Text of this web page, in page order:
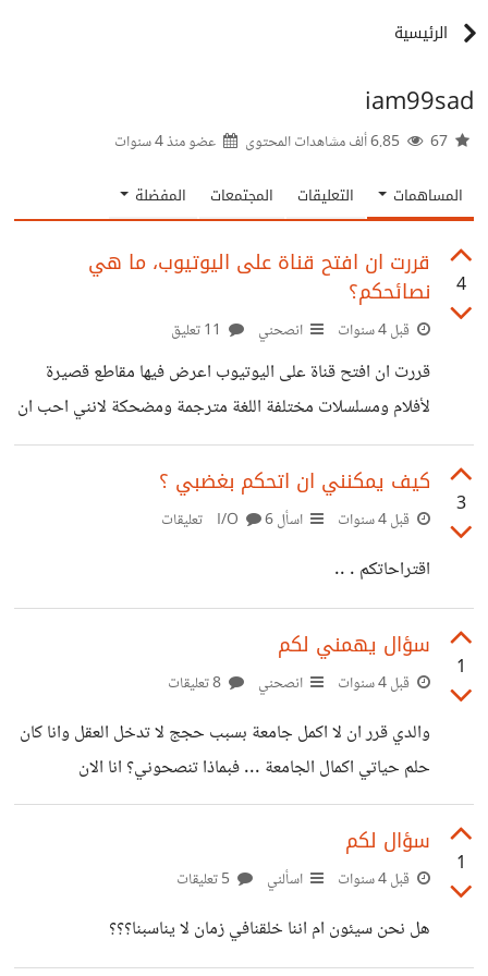
الرئيسية
iam99sad
عضو منذ4 سنوات
المساهمات التعليقات المجتمعات المفضلة
4
قررت ان افتح قناة على اليوتيوب، ما هي
نصائحكم؟
قبل 4 سنوات انصحني
قررت ان افتح قناة على اليوتيوب اعرض فيها مقاطع قصيرة
لأفلام ومسلسلات مختلفة اللغة مترجمة ومضحكة لانني احب ان
اقدم المحتوى الفكاهي وان ارسم الابتسامة على وجوه الناس فما
رايكم في ذلك ؟ وهل يعتبر اخذي للمقاطع المترجمة من
المسلسلات والافلام سرقة ام لا ؟ اتمنى ان تبدوا ارائكم وان
تعمل من اجل المال بل اجعل المال يعمل من اجلك وهذا بالضبط
جاي احاول اعمله
3
كيف يمكنني ان اتحكم بغضبي ؟
قبل 4 سنوات اسأل I/O6 تعليقات
اقتراحاتكم . ..
1
سؤال يهمني لكم
قبل 4 سنوات انصحني
والدي قرر ان لا اكمل جامعة بسبب حجج لا تدخل العقل وانا كان
حلم حياتي اكمال الجامعة ... فبماذا تنصحوني؟ انا الان
متخاصمة مع والدي و رئيته دمر مستقبلي بدلا من ان يساندني
1
سؤال لكم
قبل 4 سنوات اسألني
هل نحن سيئون ام اننا خلقنافي زمان لا يناسبنا؟؟؟